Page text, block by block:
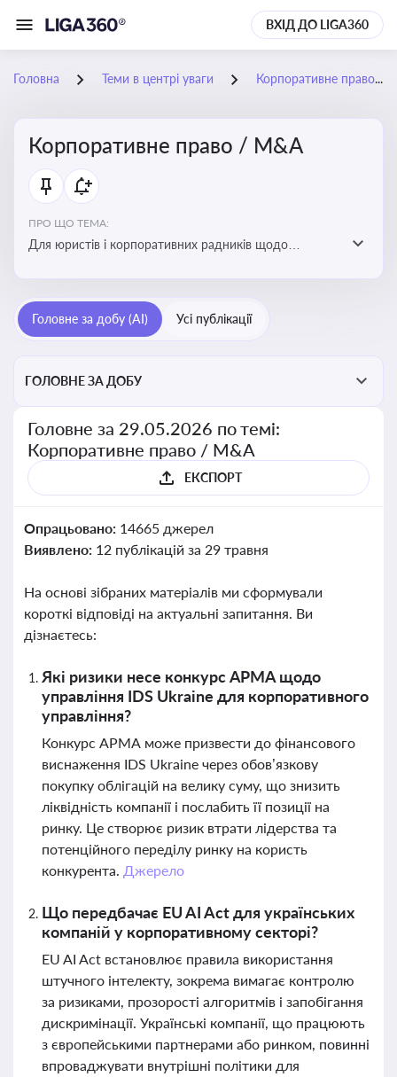
ВХІД ДО LIGA360
Головна Теми в центрі уваги Корпоративне право / M&A
Корпоративне право / M&A
ПРО ЩО ТЕМА:
Для юристів і корпоративних радників щодо
обов’язків мажоритарних і міноритарних акціонерів,
впливу змін у правовому полі на корпоративне
Головне за добу (AI) Усі публікації
ГОЛОВНЕ ЗА ДОБУ
Головне за 29.05.2026 по темі:
Корпоративне право / M&A
ЕКСПОРТ
Опрацьовано: 14665 джерел
Виявлено: 12 публікацій за 29 травня
На основі зібраних матеріалів ми сформували
короткі відповіді на актуальні запитання. Ви
дізнаєтесь:
Які ризики несе конкурс АРМА щодо
управління IDS Ukraine для корпоративного
управління?
Конкурс АРМА може призвести до фінансового
виснаження IDS Ukraine через обов’язкову
покупку облігацій на велику суму, що знизить
ліквідність компанії і послабить її позиції на
ринку. Це створює ризик втрати лідерства та
потенційного переділу ринку на користь
конкурента. Джерело
Що передбачає EU AI Act для українських
компаній у корпоративному секторі?
EU AI Act встановлює правила використання
штучного інтелекту, зокрема вимагає контролю
за ризиками, прозорості алгоритмів і запобігання
дискримінації. Українські компанії, що працюють
з європейськими партнерами або ринком, повинні
впроваджувати внутрішні політики для